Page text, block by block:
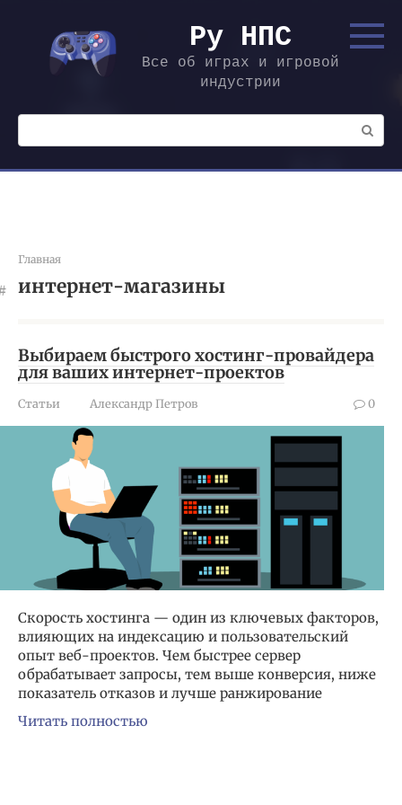
контенту
Ру НПС
Все об играх и игровой
индустрии
Поиск:
Главная
интернет-магазины
Выбираем быстрого хостинг-провайдера
для ваших интернет-проектов
Статьи Александр Петров 0
Скорость хостинга — один из ключевых факторов,
влияющих на индексацию и пользовательский
опыт веб-проектов. Чем быстрее сервер
обрабатывает запросы, тем выше конверсия, ниже
показатель отказов и лучше ранжирование
Читать полностью